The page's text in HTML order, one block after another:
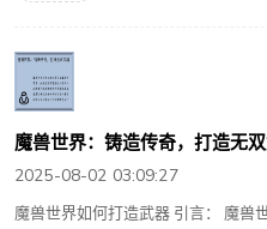
魔兽世界：铸造传奇，打造无
2025-08-02 03:09:27
魔兽世界如何打造武器 引言： 魔兽